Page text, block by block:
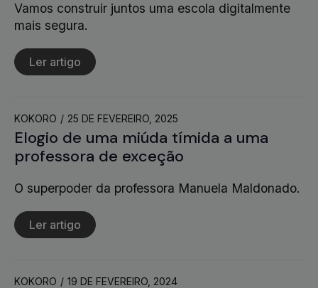
Vamos construir juntos uma escola digitalmente
mais segura.
Ler artigo
Elogio de uma miúda tímida a uma
professora de exceção
KOKORO 25 DE FEVEREIRO, 2025
O superpoder da professora Manuela Maldonado.
Ler artigo
KOKORO 19 DE FEVEREIRO, 2024